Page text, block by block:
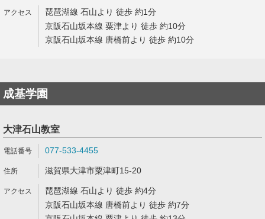
琵琶湖線 石山より 徒歩 約1分
京阪石山坂本線 粟津より 徒歩 約10分
京阪石山坂本線 唐橋前より 徒歩 約10分
成基学園
大津石山教室
077-533-4455
滋賀県大津市粟津町15-20
琵琶湖線 石山より 徒歩 約4分
京阪石山坂本線 唐橋前より 徒歩 約7分